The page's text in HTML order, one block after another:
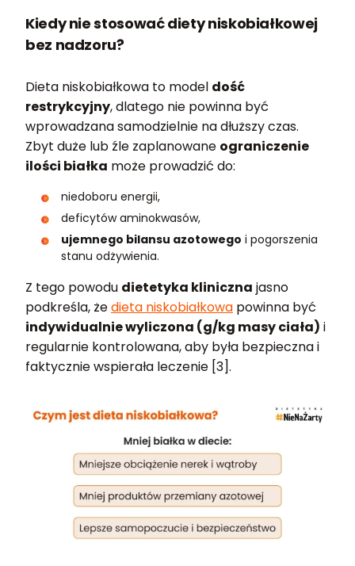
Kiedy nie stosować diety niskobiałkowej
bez nadzoru?
Dieta niskobiałkowa to model dość
restrykcyjny, dlatego nie powinna być
wprowadzana samodzielnie na dłuższy czas.
Zbyt duże lub źle zaplanowane ograniczenie
ilości białka może prowadzić do:
niedoboru energii,
deficytów aminokwasów,
ujemnego bilansu azotowego i pogorszenia
stanu odżywienia.
Z tego powodu dietetyka kliniczna jasno
podkreśla, żedieta niskobiałkowa powinna być
indywidualnie wyliczona (g/kg masy ciała) i
regularnie kontrolowana, aby była bezpieczna i
faktycznie wspierała leczenie [3].